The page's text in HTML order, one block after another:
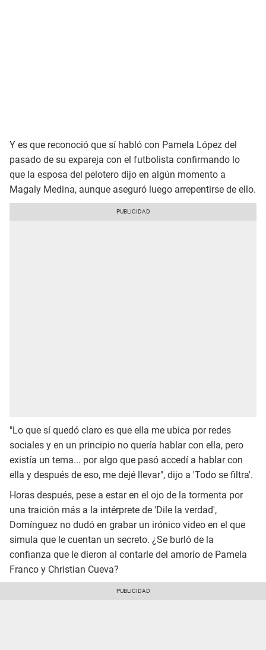
Y es que reconoció que sí habló con Pamela López del
pasado de su expareja con el futbolista confirmando lo
que la esposa del pelotero dijo en algún momento a
Magaly Medina, aunque aseguró luego arrepentirse de ello.
"Lo que sí quedó claro es que ella me ubica por redes
sociales y en un principio no quería hablar con ella, pero
existía un tema... por algo que pasó accedí a hablar con
ella y después de eso, me dejé llevar", dijo a 'Todo se filtra'.
Horas después, pese a estar en el ojo de la tormenta por
una traición más a la intérprete de 'Dile la verdad',
Domínguez no dudó en grabar un irónico video en el que
simula que le cuentan un secreto. ¿Se burló de la
confianza que le dieron al contarle del amorío de Pamela
Franco y Christian Cueva?